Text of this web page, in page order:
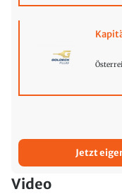
Jetzt
Video